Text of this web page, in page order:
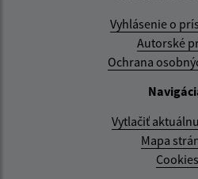
Vyhlásenie o
Autorské
Ochrana
Vytlačiť
Mapa
Cookies